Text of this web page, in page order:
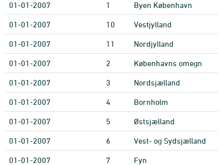
01-01-2007 1 Byen København
01-01-2007 10 Vestjylland
01-01-2007 11 Nordjylland
01-01-2007 2 Københavns omegn
01-01-2007 3 Nordsjælland
01-01-2007 4 Bornholm
01-01-2007 5 Østsjælland
01-01-2007 6 Vest- og Sydsjælland
01-01-2007 7 Fyn